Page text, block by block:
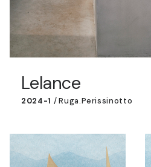
Lelance
2024-1 /Ruga.perissinotto